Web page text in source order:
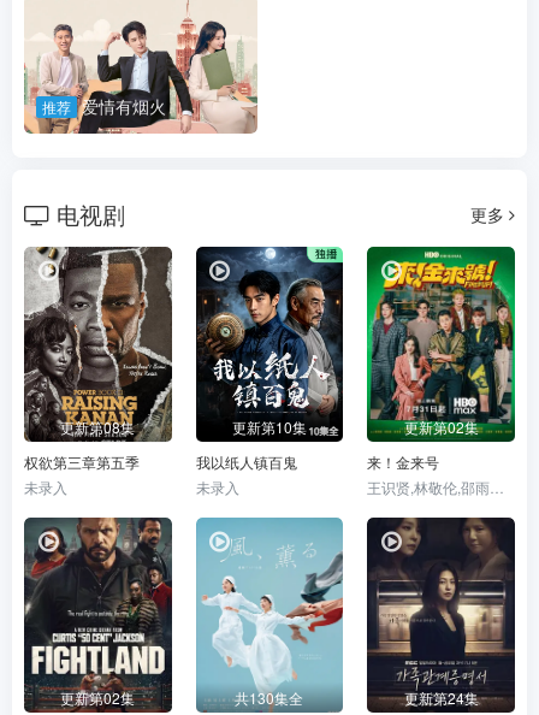
推荐 爱情有烟火
电视剧 更多
更新第08集
权欲第三章第五季
未录入
更新第10集
我以纸人镇百鬼
未录入
更新第02集
来！金来号
更新第02集
共130集全
更新第24集